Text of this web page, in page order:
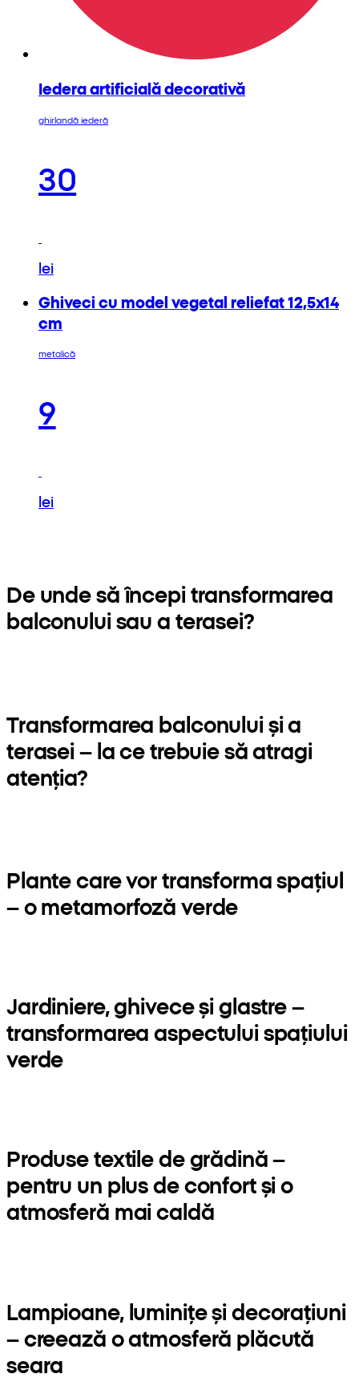
Iedera artificială decorativă
ghirlandă iederă
30
lei
Ghiveci cu model vegetal reliefat 12,5x14
cm
metalică
9
lei
De unde să începi transformarea
balconului sau a terasei?
Transformarea balconului și a
terasei – la ce trebuie să atragi
atenția?
Plante care vor transforma spațiul
– o metamorfoză verde
Jardiniere, ghivece și glastre –
transformarea aspectului spațiului
verde
Produse textile de grădină –
pentru un plus de confort și o
atmosferă mai caldă
Lampioane, luminițe și decorațiuni
– creează o atmosferă plăcută
seara